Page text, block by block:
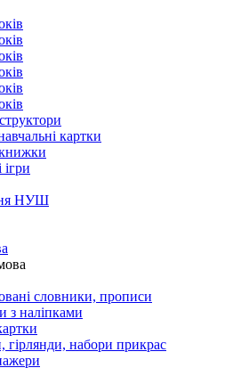
картки
ігри
НУШ
словники, прописи
з наліпками
гірлянди, набори прикрас